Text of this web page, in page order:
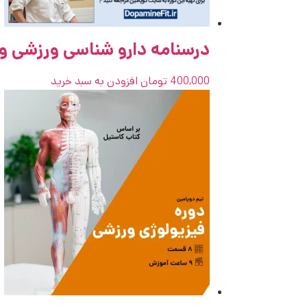
درسنامه دارو شناسی ورزشی
400,000 تومان افزودن به سبد خرید